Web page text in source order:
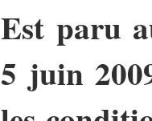
Est paru
5 juin